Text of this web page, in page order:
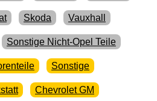
Skoda Vauxhall
Sonstige Nicht-Opel Teile
Sonstige
Chevrolet GM